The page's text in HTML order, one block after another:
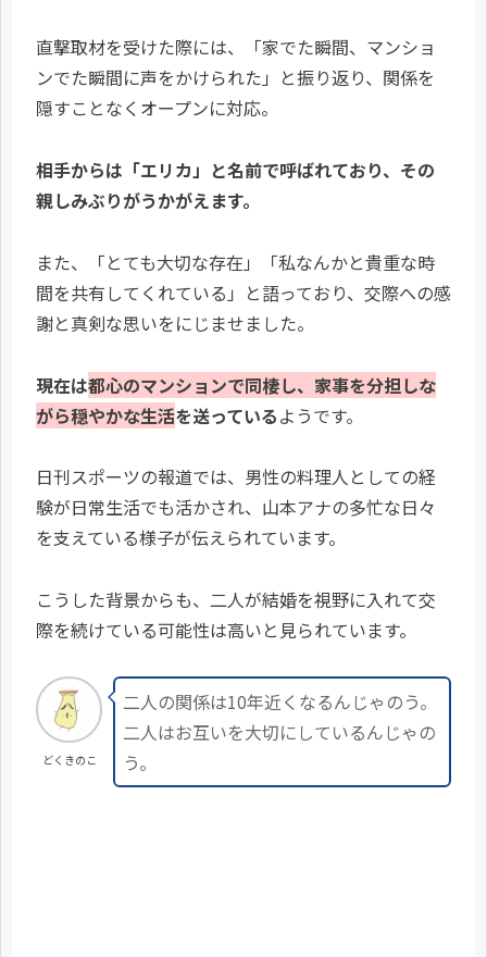
直撃取材を受けた際には、「家でた瞬間、マンショ
ンでた瞬間に声をかけられた」と振り返り、関係を
隠すことなくオープンに対応。
相手からは「エリカ」と名前で呼ばれており、その
親しみぶりがうかがえます。
また、「とても大切な存在」「私なんかと貴重な時
間を共有してくれている」と語っており、交際への感
謝と真剣な思いをにじませました。
現在は都心のマンションで同棲し、家事を分担しな
がら穏やかな生活を送っているようです。
日刊スポーツの報道では、男性の料理人としての経
験が日常生活でも活かされ、山本アナの多忙な日々
を支えている様子が伝えられています。
こうした背景からも、二人が結婚を視野に入れて交
際を続けている可能性は高いと見られています。
どくきのこ
二人の関係は10年近くなるんじゃのう。
二人はお互いを大切にしているんじゃの
う。